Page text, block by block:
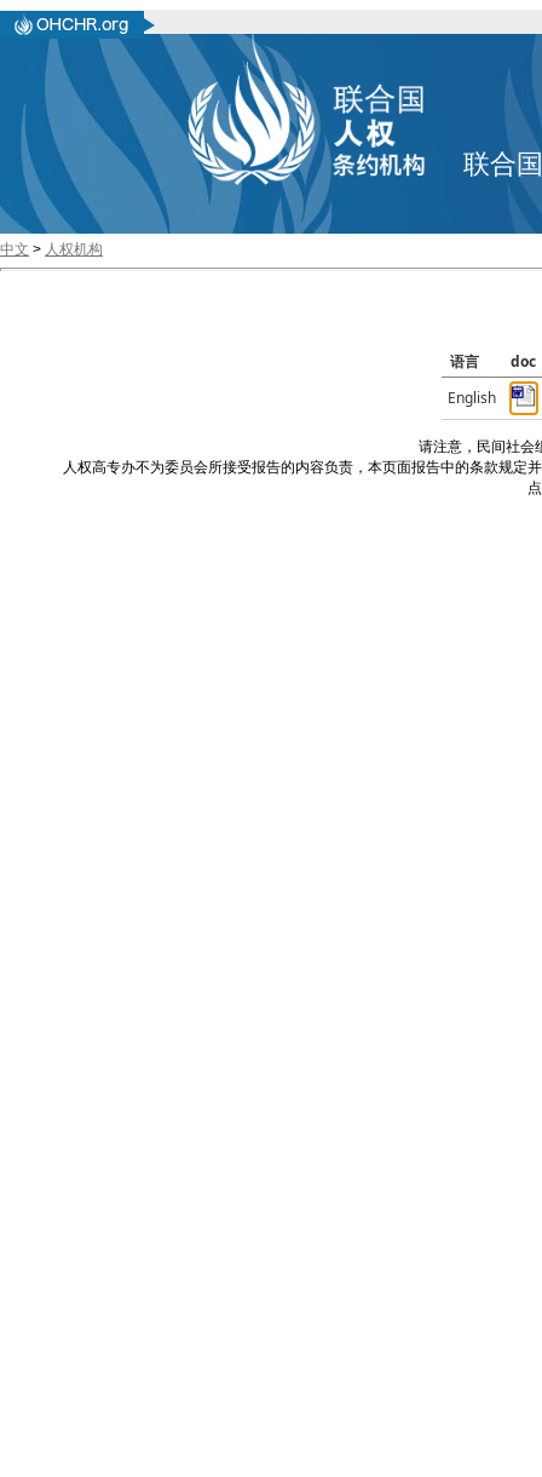
联合
中文 > 人权机构
语言
doc
English
请注意，民间社会
人权高专办不为委员会所接受报告的内容负责，本页面报告中的条款规